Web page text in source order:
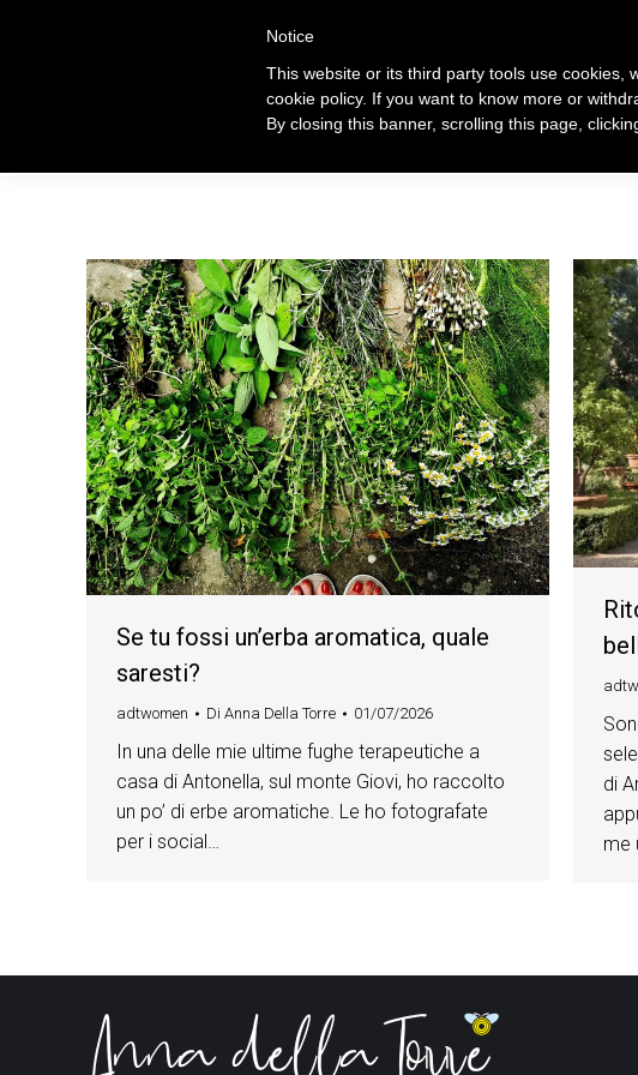
Ti racconto di
Se tu fossi un’erba aromatica, quale
saresti?
adtwomen Di Anna Della Torre 01/07/2026
In una delle mie ultime fughe terapeutiche a
casa di Antonella, sul monte Giovi, ho raccolto
un po’ di erbe aromatiche. Le ho fotografate
per i social…
di
me
Notice
This website or its third party tools use cookies,
cookie policy. If you want to know more or
By closing this banner, scrolling this page,